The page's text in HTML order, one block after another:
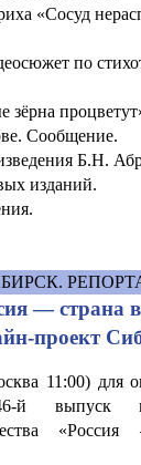
«Сосуд
по
зёрна
Сообщение.
Б.Н.
изданий.
— страна
проект
11:00) для
46-й выпуск